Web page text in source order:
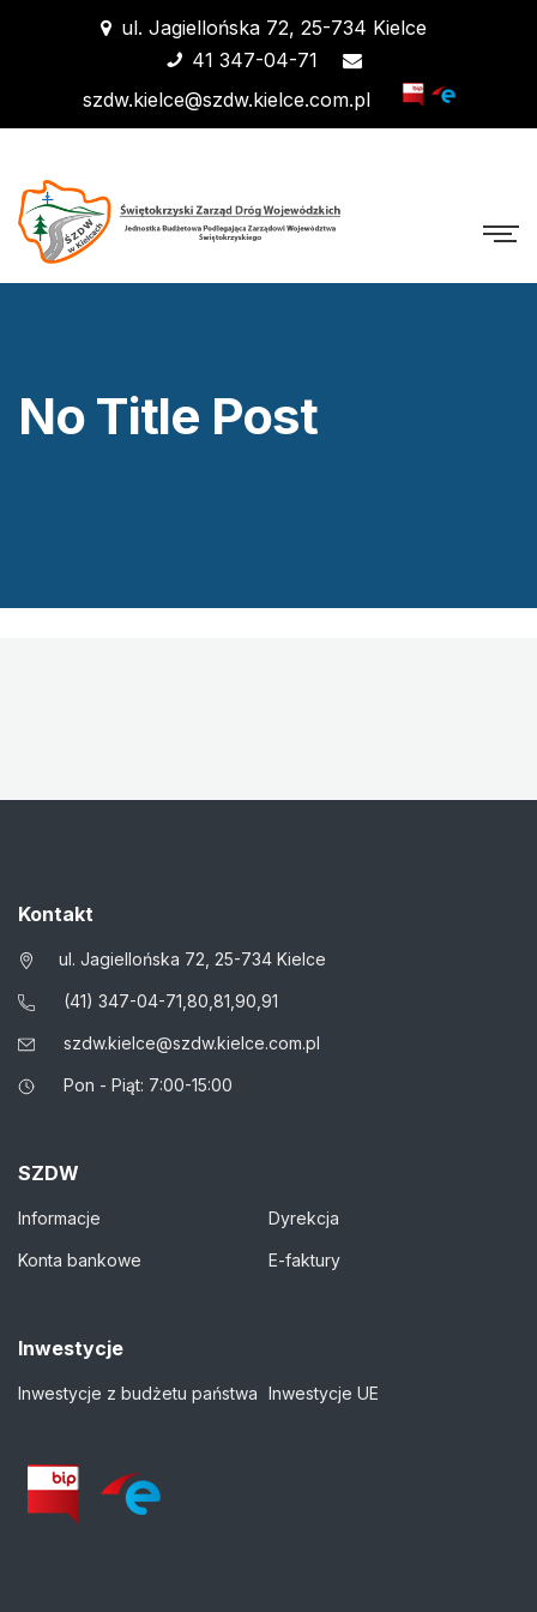
ul. Jagiellońska 72, 25-734 Kielce
41 347-04-71
szdw.kielce@szdw.kielce.com.pl
No Title Post
Kontakt
ul. Jagiellońska 72, 25-734 Kielce
(41) 347-04-71,80,81,90,91
szdw.kielce@szdw.kielce.com.pl
Pon - Piąt: 7:00-15:00
SZDW
Informacje Dyrekcja
Konta bankowe E-faktury
Inwestycje
Inwestycje z budżetu państwa Inwestycje UE